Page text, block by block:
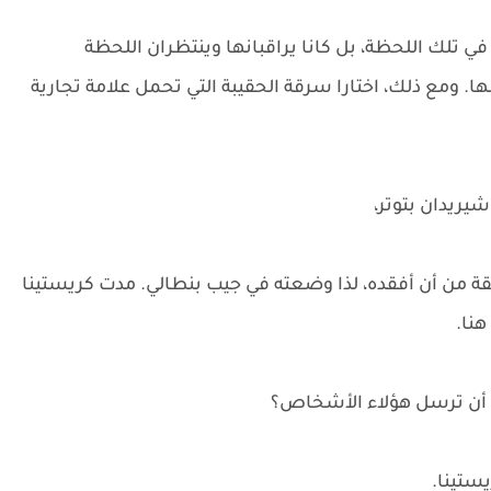
تلك اللحظة، بل كانا يراقبانها وينتظران اللحظة
ومع ذلك، اختارا سرقة الحقيبة التي تحمل علامة تجارية
بتوتر،
من أن أفقده، لذا وضعته في جيب بنطالي. مدت كريستينا
أن ترسل هؤلاء الأشخاص؟